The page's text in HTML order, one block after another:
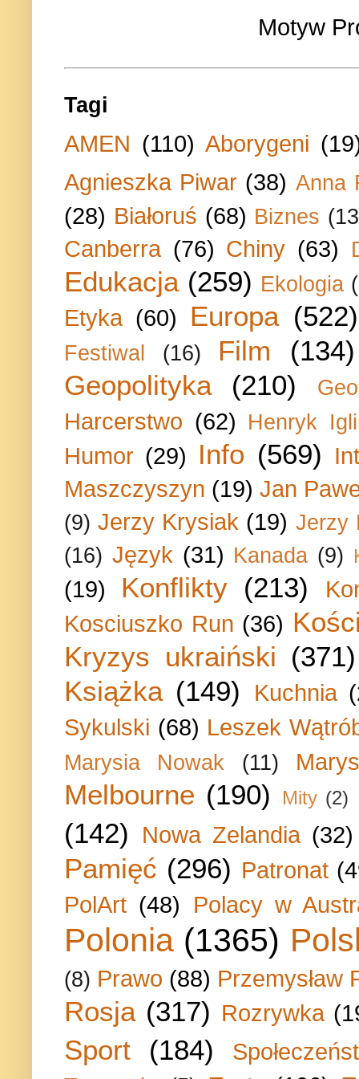
Motyw
Tagi
AMEN (110) Aborygeni
Agnieszka Piwar (38) Anna
(28) Białoruś (68) Biznes
Canberra (76) Chiny (63)
Edukacja (259) Ekologia
Etyka (60) Europa (522)
Festiwal (16) Film
(134)
Geopolityka
(210)
Harcerstwo (62) Henryk
Humor (29) Info (569)
Maszczyszyn (19) Jan
(9) Jerzy Krysiak (19) Jerzy
(16) Język (31) Kanada (9)
(19) Konflikty (213)
Kosciuszko Run (36)
Kryzys ukraiński (371)
Książka (149) Kuchnia
Sykulski (68) Leszek
Marysia Nowak (11)
Melbourne (190) Mity (2)
(142) Nowa Zelandia (32)
Pamięć (296) Patronat
PolArt (48) Polacy w
Polonia (1365)
(8) Prawo (88) Przemysław
Rosja (317) Rozrywka
Sport (184)